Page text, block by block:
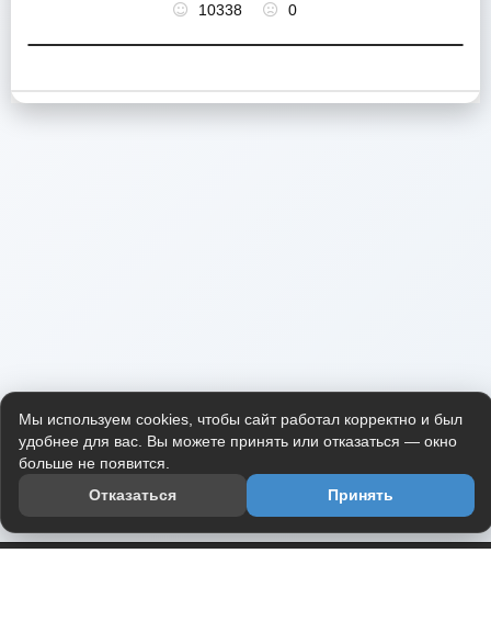
10338 0
Мы используем cookies, чтобы сайт работал корректно и был
удобнее для вас. Вы можете принять или отказаться — окно
больше не появится.
Отказаться
Принять